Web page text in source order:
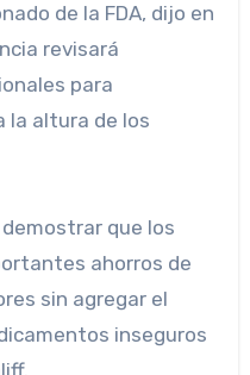
de la FDA, dijo en
revisará
para
la altura de los
ahorros de
sin agregar el
inseguros